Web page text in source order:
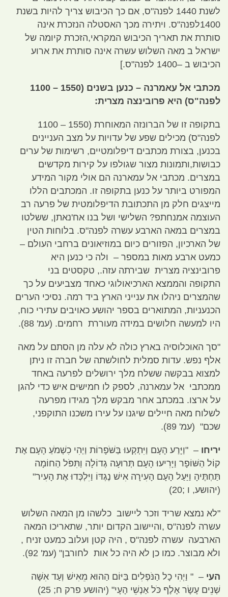
לשנת 1440 לפנה"ס, אם כך הכיבוש צריך להיות בשנת
1400לפנה"ס. ויתירה מכך האסטלה הנזכרת אינה
סותרת את תאריך הכיבוש המקראי,הזכרת קיומה של
ישראל ב מאה השלוש עשרה אינה סותרת את ארוע
הכיבוש ב –1400 לפנה"ס.]
מכתבי אל עאמרנה – כנען בשנים (1550 – 1100
לפנה"ס) היא פרובינצה מצרית:
בתקופה זו של הברונזה המאוחרת (1550 – 1100
לפנה"ס) מכילים שפע של עדויות על מצב העניינים
בכנען, בצורת מכתבים דיפלומטיים, רשימות של ערים
כבושות,ותמונות מצור שגולפו על קירות מקדשים
במצרים. מכתבי אל עמארנה הם אולי מקור המידע
המפורט ביותר על כנען בתקופה זו. המכתבים הללו
מייצגים חלק מן התכתובת הדיפלומטית של פרעה רב
העוצמה אמנחתפ? השלישי ושל בנו אח'נאתן, ששלטו
במצרים במאה הארבע עשרה לפנה"ס. בלוחות הטין
של הארכיון, הפזורים כיום במוזיאונים ברחבי העולם –
כמעט ארבע מאות במספר – ולה כי כנען היא
פרובינציה מצרית שבירתה עזה., טקסטים בני
התקופה והממצא הארכיאולוגי כאחד מצביעים על כך
שהמצרים ניהלו את ענייני הארץ ביד רמה. נסיכי הערים
הכנעניות, המתוארים בספר יהושע כאויבים עתירי כוח,
היו למעשה חלושים במידה מעוררת רחמים. (עמ' 88).
"סך האוכלוסיה בארץ כולה לא עלה מן הסתם על מאה
אלף נפש. עדות סמלית לחולשתה של חברה זו ניתן
למצוא בבקשה ששלח מלך ירושלים לפרעה באחד
ממכתבי אל עמארנה, לספק לו חמישים איש כדי להגן
על ארצו. במכתב אחר מבקש מלך מגידו מפרעה
לשלוח מאה חיילים שיגנו על עירו משכנו התוקפני,
שכם" (עמ' 89).
יריחו –
"וַיָּרַע הָעָם וַיִּתְקְעוּ בַּשֹּׁפָרוֹת וַיְהִי כִשְׁמֹעַ הָעָם אֶת
קוֹל הַשּׁוֹפָר וַיָּרִיעוּ הָעָם תְּרוּעָה גְדוֹלָה וַתִּפֹּל הַחוֹמָה
תַּחְתֶּיהָ וַיַּעַל הָעָם הָעִירָה אִישׁ נֶגְדּוֹ וַיִּלְכְּדוּ אֶת הָעִיר"
(יהושע, ו ;20)
"לא נמצא שריד וזכר ליישוב כלשהו מן המאה השלוש
עשרה לפנה"ס ,והיישוב הקדום יותר, שתאריכו המאה
הארבעה עשרה לפנה"ס , היה קטן ועלוב כמעט זניח ,
ולא מבוצר. כמו כן לא היה כל אות לחורבן" (עמ' 92).
העי –
" וַיְהִי כָל הַנֹּפְלִים בַּיּוֹם הַהוּא מֵאִישׁ וְעַד אִשָּׁה
שְׁנֵים עָשָׂר אָלֶף כֹּל אַנְשֵׁי הָעָי" (יהושע פרק ח; 25)